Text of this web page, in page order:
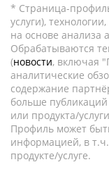
* Страница-
услуги),
на основе анализа
Обрабатываются
(новости, включая
аналитические
содержание
больше
или продукта/
Профиль может
информацией, в
продукте/услуге.